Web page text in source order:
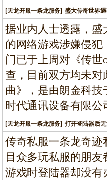
[天龙开服一条龙服务] 盛大传奇世界
据业内人士透露，盛
的网络游戏涉嫌侵
门已于上周对《传
查，目前双方均未对
曲》，是由朗金科技
时代通讯设备有限
[天龙开服一条龙服务] 打开登陆器后
传奇私服一条龙奇迹
目众多玩私服的朋
游戏时登陆器却没有